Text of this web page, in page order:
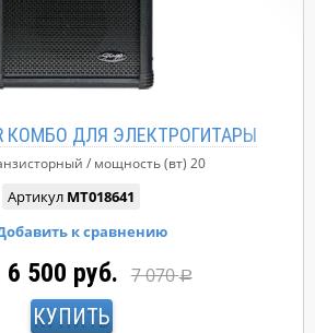
R КОМБО ДЛЯ ЭЛЕКТРОГИТАРЫ
мощность (вт) 20
Артикул MT018641
6 500 руб. 7 070Р
КУПИТЬ